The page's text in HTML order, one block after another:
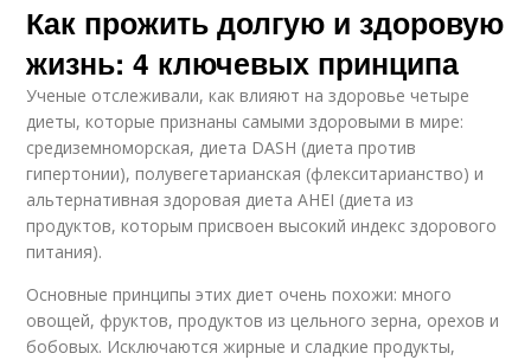
Как прожить долгую и здоровую
жизнь: 4 ключевых принципа
Ученые отслеживали, как влияют на здоровье четыре
диеты, которые признаны самыми здоровыми в мире:
средиземноморская, диета DASH (диета против
гипертонии), полувегетарианская (флекситарианство) и
альтернативная здоровая диета AHEI (диета из
продуктов, которым присвоен высокий индекс здорового
питания).
Основные принципы этих диет очень похожи: много
овощей, фруктов, продуктов из цельного зерна, орехов и
бобовых. Исключаются жирные и сладкие продукты,